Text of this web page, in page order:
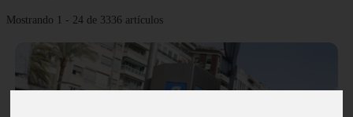
Mostrando 1 - 24 de 3336 artículos